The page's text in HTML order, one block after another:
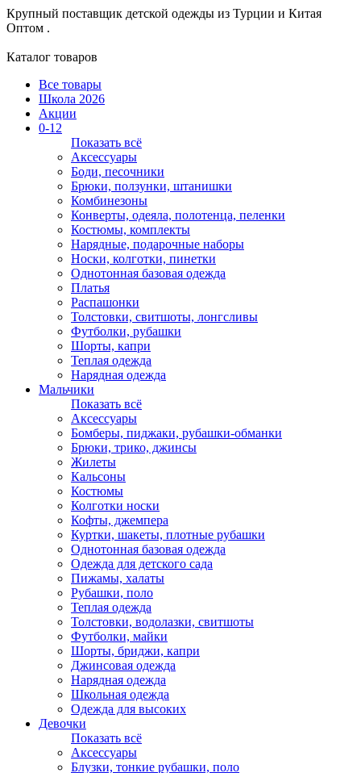
Крупный поставщик детской одежды из Турции и Китая
Оптом .
Каталог товаров
Все товары
Школа 2026
Акции
0-12
Показать всё
Аксессуары
Боди, песочники
Брюки, ползунки, штанишки
Комбинезоны
Конверты, одеяла, полотенца, пеленки
Костюмы, комплекты
Нарядные, подарочные наборы
Носки, колготки, пинетки
Однотонная базовая одежда
Платья
Распашонки
Толстовки, свитшоты, лонгсливы
Футболки, рубашки
Шорты, капри
Теплая одежда
Нарядная одежда
Мальчики
Показать всё
Аксессуары
Бомберы, пиджаки, рубашки-обманки
Брюки, трико, джинсы
Жилеты
Кальсоны
Костюмы
Колготки носки
Кофты, джемпера
Куртки, шакеты, плотные рубашки
Однотонная базовая одежда
Одежда для детского сада
Пижамы, халаты
Рубашки, поло
Теплая одежда
Толстовки, водолазки, свитшоты
Футболки, майки
Шорты, бриджи, капри
Джинсовая одежда
Нарядная одежда
Школьная одежда
Одежда для высоких
Девочки
Показать всё
Аксессуары
Блузки, тонкие рубашки, поло